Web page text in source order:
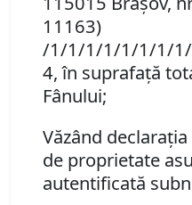
11163)
/1/1/1/1/1/1/1/
4, în suprafaţă
Fânului;
Văzând
de proprietate
autentificată